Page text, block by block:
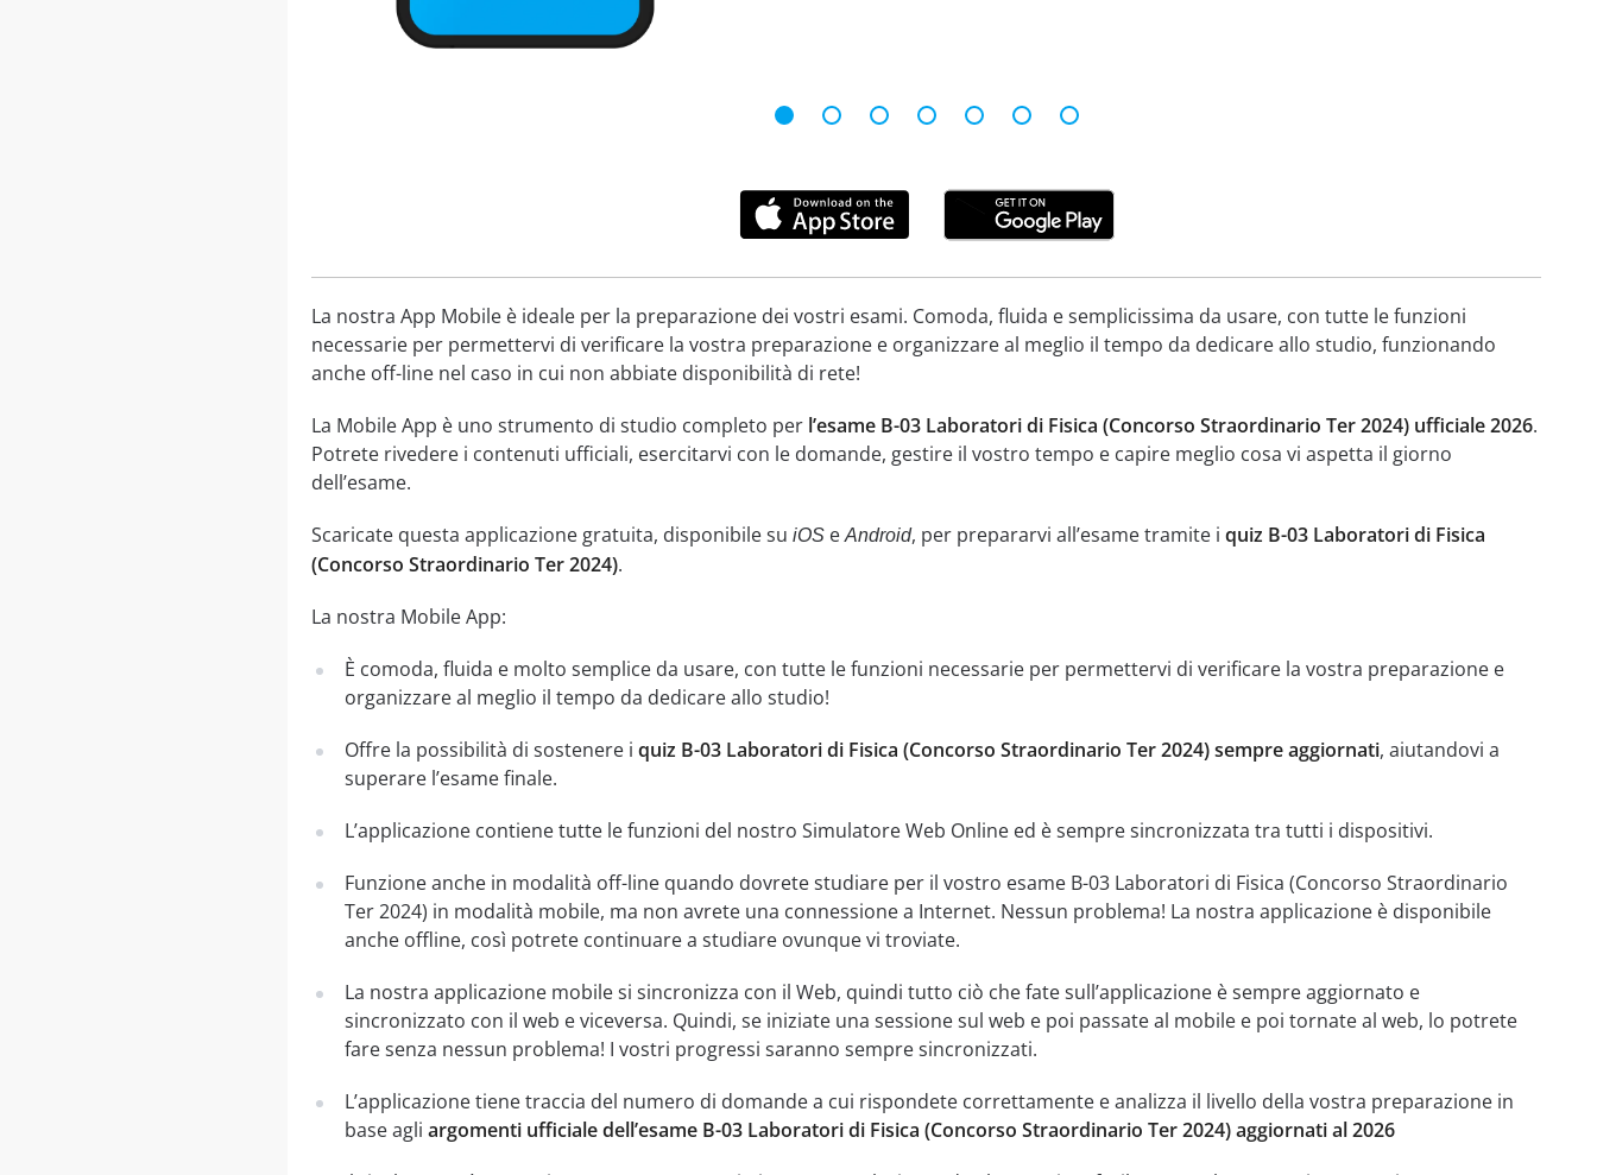
La nostra App Mobile è ideale per la preparazione dei vostri esami. Comoda, fluida e semplicissima da usare, con tutte le funzioni
necessarie per permettervi di verificare la vostra preparazione e organizzare al meglio il tempo da dedicare allo studio, funzionando
anche off-line nel caso in cui non abbiate disponibilità di rete!
La Mobile App è uno strumento di studio completo per l’esame B-03 Laboratori di Fisica (Concorso Straordinario Ter 2024) ufficiale 2026.
Potrete rivedere i contenuti ufficiali, esercitarvi con le domande, gestire il vostro tempo e capire meglio cosa vi aspetta il giorno
dell’esame.
Scaricate questa applicazione gratuita, disponibile su iOSeAndroid, per prepararvi all’esame tramite i quiz B-03 Laboratori di Fisica
(Concorso Straordinario Ter 2024).
La nostra Mobile App:
È comoda, fluida e molto semplice da usare, con tutte le funzioni necessarie per permettervi di verificare la vostra preparazione e
organizzare al meglio il tempo da dedicare allo studio!
Offre la possibilità di sostenere i quiz B-03 Laboratori di Fisica (Concorso Straordinario Ter 2024) sempre aggiornati, aiutandovi a
superare l’esame finale.
L’applicazione contiene tutte le funzioni del nostro Simulatore Web Online ed è sempre sincronizzata tra tutti i dispositivi.
Funzione anche in modalità off-line quando dovrete studiare per il vostro esame B-03 Laboratori di Fisica (Concorso Straordinario
Ter 2024) in modalità mobile, ma non avrete una connessione a Internet. Nessun problema! La nostra applicazione è disponibile
anche offline, così potrete continuare a studiare ovunque vi troviate.
La nostra applicazione mobile si sincronizza con il Web, quindi tutto ciò che fate sull’applicazione è sempre aggiornato e
sincronizzato con il web e viceversa. Quindi, se iniziate una sessione sul web e poi passate al mobile e poi tornate al web, lo potrete
fare senza nessun problema! I vostri progressi saranno sempre sincronizzati.
L’applicazione tiene traccia del numero di domande a cui rispondete correttamente e analizza il livello della vostra preparazione in
base agli argomenti ufficiale dell’esame B-03 Laboratori di Fisica (Concorso Straordinario Ter 2024) aggiornati al 2026